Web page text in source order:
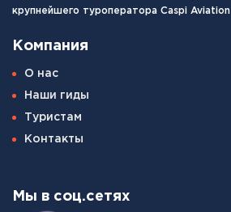
крупнейшего туроператора Caspi Aviation
Компания
О нас
Наши гиды
Туристам
Контакты
Мы в соц.сетях